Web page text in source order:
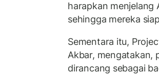
harapkan menjelang
sehingga mereka
Sementara itu,
Akbar, mengatakan,
dirancang sebagai